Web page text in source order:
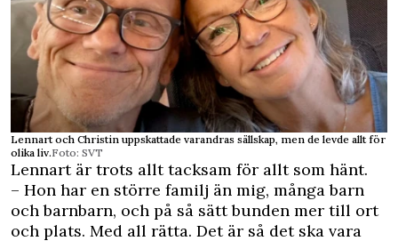
Lennart och Christin uppskattade varandras sällskap, men de levde allt för
olika liv.Foto: SVT
Lennart är trots allt tacksam för allt som hänt.
– Hon har en större familj än mig, många barn
och barnbarn, och på så sätt bunden mer till ort
och plats. Med all rätta. Det är så det ska vara